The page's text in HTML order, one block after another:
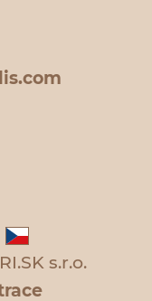
s.r.o.